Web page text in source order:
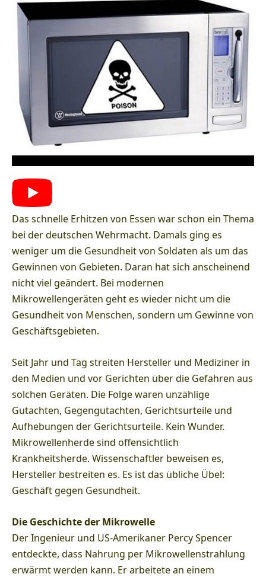
Das schnelle Erhitzen von Essen war schon ein Thema
bei der deutschen Wehrmacht. Damals ging es
weniger um die Gesundheit von Soldaten als um das
Gewinnen von Gebieten. Daran hat sich anscheinend
nicht viel geändert. Bei modernen
Mikrowellengeräten geht es wieder nicht um die
Gesundheit von Menschen, sondern um Gewinne von
Geschäftsgebieten.
Seit Jahr und Tag streiten Hersteller und Mediziner in
den Medien und vor Gerichten über die Gefahren aus
solchen Geräten. Die Folge waren unzählige
Gutachten, Gegengutachten, Gerichtsurteile und
Aufhebungen der Gerichtsurteile. Kein Wunder.
Mikrowellenherde sind offensichtlich
Krankheitsherde. Wissenschaftler beweisen es,
Hersteller bestreiten es. Es ist das übliche Übel:
Geschäft gegen Gesundheit.
Die Geschichte der Mikrowelle
Der Ingenieur und US-Amerikaner Percy Spencer
entdeckte, dass Nahrung per Mikrowellenstrahlung
erwärmt werden kann. Er arbeitete an einem